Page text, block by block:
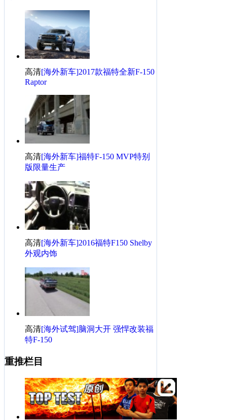
·最酷的越野杰作 试驾福特F-150 SVT 猛禽
[天津港]2013款福特猛禽到港 售价58万元
·杭州首辆皮卡福特F150 风光背后也有苦衷
·临沂市周边适合自驾景区汇总 自然景区篇
福特F系列相关热帖
说说我的福克斯的初到手体会
·翼马当先，我家翼虎的用车作业。
·喜提白虎，从此一路有虎开路
·霸气十足，虎虎声威 喜迎小虎归家
·开翼虎，很安心，我的翼虎驾驶日记
·技术贴：自己动手给翼虎清洗节气门&#160;
·上作业啦白虎开回家，霸气十足
·虎的养成记，多图慎入！
·冒雨带走翼虎走幸福到永久小虎提车记
·爱虎提车记
高清[海外新车]2017款福特全新F-150
Raptor
高清[海外新车]福特F-150 MVP特别
版限量生产
高清[海外新车]2016福特F150 Shelby
外观内饰
高清[海外试驾]脑洞大开 强悍改装福
特F-150
重推栏目